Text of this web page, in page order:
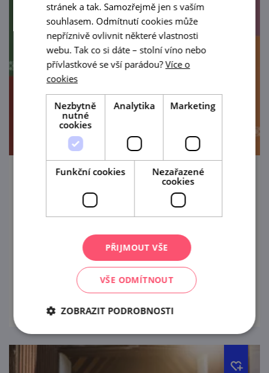
Strážnické kulturní léto 2026 Hudební
skupina Ferrum rozezní strážnické náměstí
svou rockovou muzikou!
stránek a tak. Samozřejmě jen s vaším
souhlasem. Odmítnutí cookies může
nepříznivě ovlivnit některé vlastnosti
webu. Tak co si dáte – stolní víno nebo
přívlastkové se vší parádou?Více o
cookies
Nezbytně
nutné
cookies
Analytika Marketing
Funkční cookies
Nezařazené
cookies
PŘIJMOUT VŠE
VŠE ODMÍTNOUT
ZOBRAZIT PODROBNOSTI